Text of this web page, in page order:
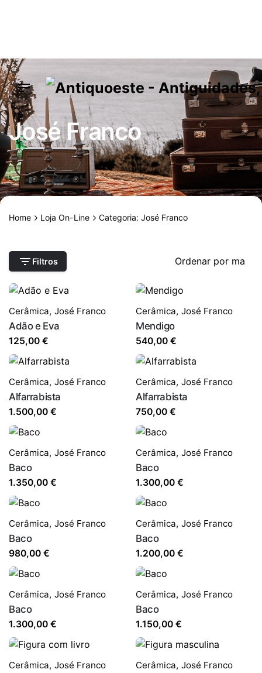
José Franco
Home Loja On-Line Categoria: José Franco
Filtros
Cerâmica, José Franco
Adão e Eva
125,00 €
Cerâmica, José Franco
Mendigo
540,00 €
Cerâmica, José Franco
Alfarrabista
1.500,00 €
Cerâmica, José Franco
Alfarrabista
750,00 €
Cerâmica, José Franco
Baco
1.350,00 €
Cerâmica, José Franco
Baco
1.300,00 €
Cerâmica, José Franco
Baco
980,00 €
Cerâmica, José Franco
Baco
1.200,00 €
Cerâmica, José Franco
Baco
1.300,00 €
Cerâmica, José Franco
Baco
1.150,00 €
Cerâmica, José Franco Cerâmica, José Franco